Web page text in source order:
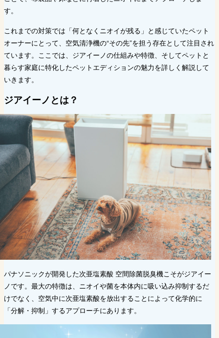
す。
これまでの対策では「何となくニオイが残る」と感じていたペット
オーナーにとって、空気清浄機の“その先”を担う存在として注目され
ています。ここでは、ジアイーノの仕組みや特徴、そしてペットと
暮らす家庭に特化したペットエディションの魅力を詳しく解説して
いきます。
ジアイーノとは？
パナソニックが開発した次亜塩素酸 空間除菌脱臭機こそがジアイー
ノです。最大の特徴は、ニオイや菌を本体内に吸い込み抑制するだ
けでなく、空気中に次亜塩素酸を放出することによって化学的に
「分解・抑制」するアプローチにあります。